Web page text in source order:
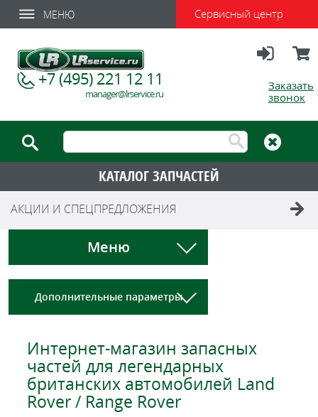
МЕНЮ Сервисный центр
Заказать
звонок
+7 (495) 221 12 11
manager@lrservice.ru
КАТАЛОГ ЗАПЧАСТЕЙ
АКЦИИ И СПЕЦПРЕДЛОЖЕНИЯ
Меню
Дополнительные параметры
Интернет-магазин запасных
частей для легендарных
британских автомобилей Land
Rover / Range Rover